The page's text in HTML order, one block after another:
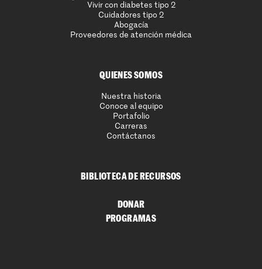
Vivir con diabetes tipo 2
Cuidadores tipo 2
Abogacía
Proveedores de atención médica
QUIENES SOMOS
Nuestra historia
Conoce al equipo
Portafolio
Carreras
Contáctanos
BIBLIOTECA DE RECURSOS
DONAR
PROGRAMAS